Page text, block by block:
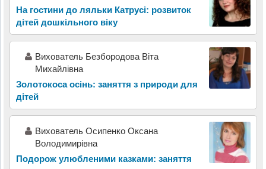
На гостини до ляльки Катрусі: розвиток
дітей дошкільного віку
Вихователь Безбородова Віта
Михайлівна
Золотокоса осінь: заняття з природи для
дітей
Вихователь Осипенко Оксана
Володимирівна
Подорож улюбленими казками: заняття